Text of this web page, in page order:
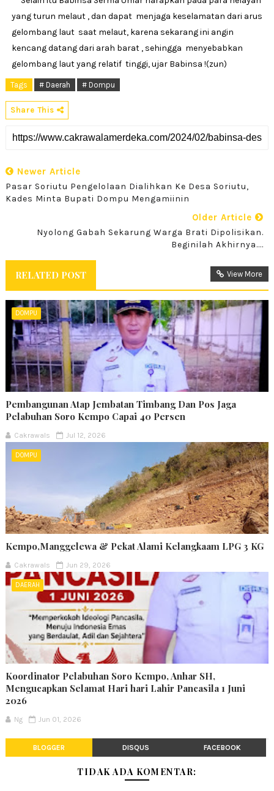
yang turun melaut , dan dapat menjaga keselamatan dari arus
gelombang laut saat melaut, karena sekarang ini angin
kencang datang dari arah barat , sehingga menyebabkan
gelombang laut yang relatif tinggi, ujar Babinsa !(zun)
Tags # Daerah # Dompu
Share This
Newer Article
Pasar Soriutu Pengelolaan Dialihkan Ke Desa Soriutu,
Kades Minta Bupati Dompu Mengamiinin
Older Article
Nyolong Gabah Sekarung Warga Brati Dipolisikan.
Beginilah Akhirnya....
RELATED POST View More
DOMPU
Pembangunan Atap Jembatan Timbang Dan Pos Jaga
Pelabuhan Soro Kempo Capai 40 Persen
Cakrawals Jul 12, 2026
DOMPU
Kempo,Manggelewa & Pekat Alami Kelangkaam LPG 3 KG
Cakrawals Jun 29, 2026
DAERAH
Koordinator Pelabuhan Soro Kempo, Anhar SH,
Mengucapkan Selamat Hari hari Lahir Pancasila 1 Juni
2026
Ng Jun 01, 2026
BLOGGER DISQUS FACEBOOK
TIDAK ADA KOMENTAR: